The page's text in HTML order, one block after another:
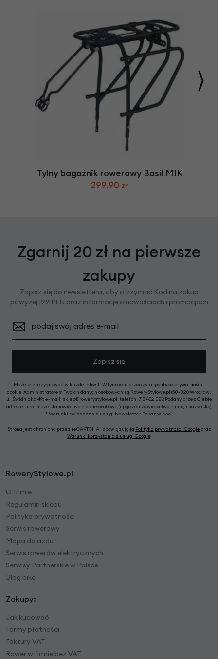
Tylny bagażnik rowerowy Basil MIK
299,90 zł
Zgarnij 20 zł na pierwsze
zakupy
Zapisz się do newslettera, aby otrzymać Kod na zakup
powyżej 199 PLN oraz informacje o nowościach i promocjach
podaj swój adres e-mail
Zapisz się
Możesz zrezygnować w każdej chwili. W tym celu przeczytaj politykę prywatności i
cookie. Administratorem Twoich danych osobowych są RoweryStylowe.pl (50-028 Wrocław,
ul. Świdnicka 49; e-mail: sklep@rowerystylowe.pl, telefon: 713 432 029. Podany przez Ciebie
adres e-mail może stanowić Twoje dane osobowe (np. jeżeli zawiera Twoje imię i nazwisko).
* Warunki świadczenia usługi Newsletter Pokaż więcej
Strona jest chroniona przez reCAPTCHA i obowiązują ją Polityka prywatności Google oraz
Warunki korzystania z usługi Google
RoweryStylowe.pl
O firmie
Regulamin sklepu
Polityka prywatności
Serwis rowerowy
Mapa dojazdu
Serwis rowerów elektrycznych
Serwisy Partnerskie w Polsce
Blog bike
Zakupy:
Jak kupować
Formy płatności
Faktury VAT
Rower w firmie bez VAT